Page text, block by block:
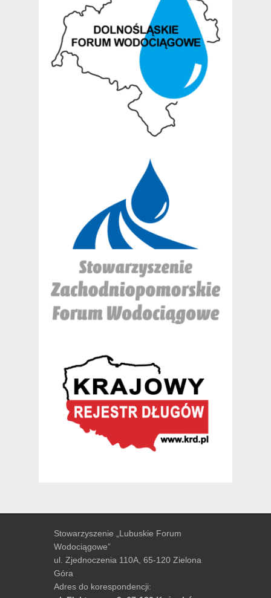
Stowarzyszenie „Lubuskie Forum
Wodociągowe”
ul. Zjednoczenia 110A, 65-120 Zielona
Góra
Adres do korespondencji: